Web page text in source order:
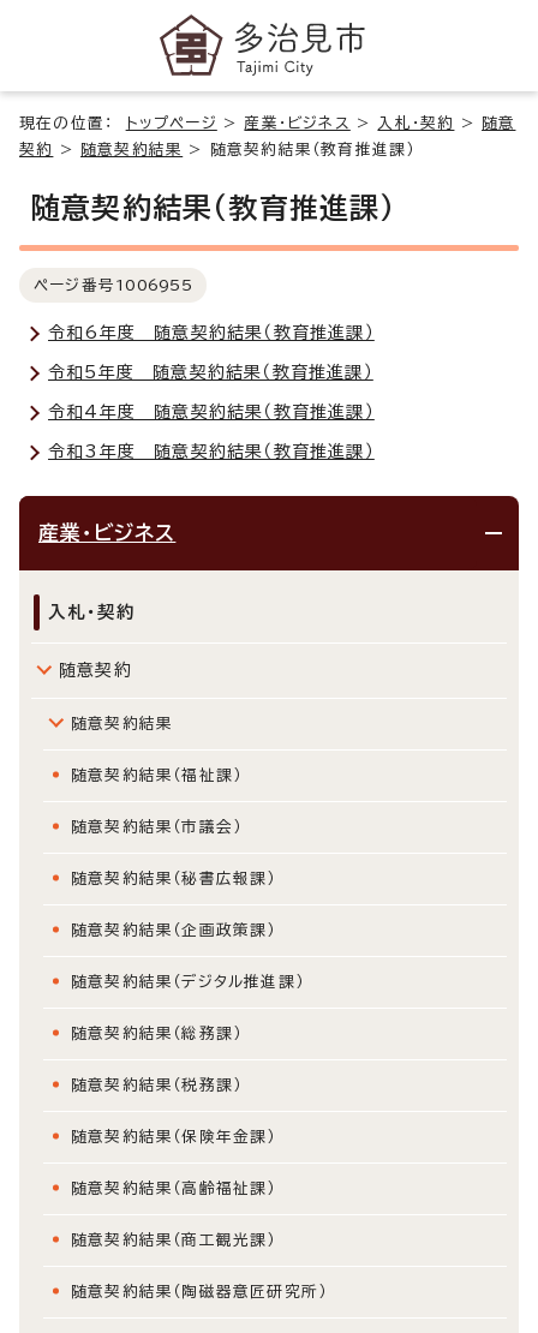
現在の位置： トップページ > 産業・ビジネス > 入札・契約 >
随意
契約
> 随意契約結果 > 随意契約結果（教育推進課）
随意契約結果（教育推進課）
ページ番号 1006955
令和6年度 随意契約結果（教育推進課）
令和5年度 随意契約結果（教育推進課）
令和4年度 随意契約結果（教育推進課）
令和3年度 随意契約結果（教育推進課）
産業・ビジネス
入札・契約
随意契約
随意契約結果
随意契約結果（福祉課）
随意契約結果（市議会）
随意契約結果（秘書広報課）
随意契約結果（企画政策課）
随意契約結果（デジタル推進課）
随意契約結果（総務課）
随意契約結果（税務課）
随意契約結果（保険年金課）
随意契約結果（高齢福祉課）
随意契約結果（商工観光課）
随意契約結果（陶磁器意匠研究所）